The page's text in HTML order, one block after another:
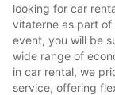
looking for car
vitaterne as part
event, you will be
wide range of
in car rental, we
service, offering